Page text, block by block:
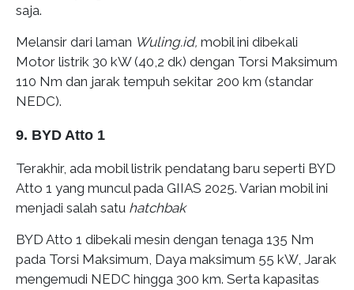
saja.
Melansir dari laman Wuling.id, mobil ini dibekali
Motor listrik 30 kW (40,2 dk) dengan Torsi Maksimum
110 Nm dan jarak tempuh sekitar 200 km (standar
NEDC).
9. BYD Atto 1
Terakhir, ada mobil listrik pendatang baru seperti BYD
Atto 1 yang muncul pada GIIAS 2025. Varian mobil ini
menjadi salah satu hatchbak
BYD Atto 1 dibekali mesin dengan tenaga 135 Nm
pada Torsi Maksimum, Daya maksimum 55 kW, Jarak
mengemudi NEDC hingga 300 km. Serta kapasitas